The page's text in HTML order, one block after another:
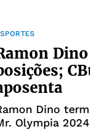
Dino
Olympia 2024